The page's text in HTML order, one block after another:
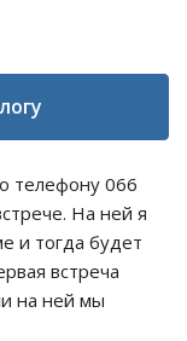
телефону 066
На ней я
и тогда будет
встреча
на ней мы